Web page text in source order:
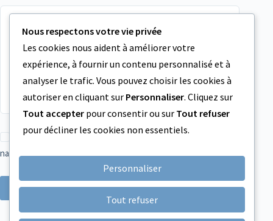
Enregistrer mon nom, mon e-mail et mon site dans ce
navigateur pour mon prochain commentaire.
Laisser un commentaire
Nous respectons votre vie privée
Les cookies nous aident à améliorer votre
expérience, à fournir un contenu personnalisé et à
analyser le trafic. Vous pouvez choisir les cookies à
autoriser en cliquant sur Personnaliser. Cliquez sur
Tout accepter pour consentir ou sur Tout refuser
pour décliner les cookies non essentiels.
Personnaliser
Tout refuser